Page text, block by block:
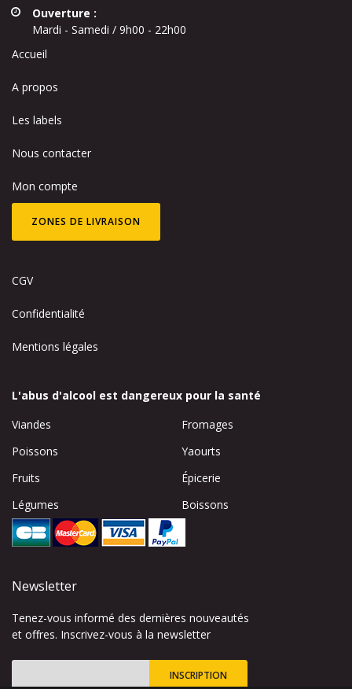
Ouverture :
Mardi - Samedi / 9h00 - 22h00
Accueil
A propos
Les labels
Nous contacter
Mon compte
ZONES DE LIVRAISON
CGV
Confidentialité
Mentions légales
L'abus d'alcool est dangereux pour la santé
Viandes
Poissons
Fruits
Légumes
Fromages
Yaourts
Épicerie
Boissons
Newsletter
Tenez-vous informé des dernières nouveautés
et offres. Inscrivez-vous à la newsletter
INSCRIPTION